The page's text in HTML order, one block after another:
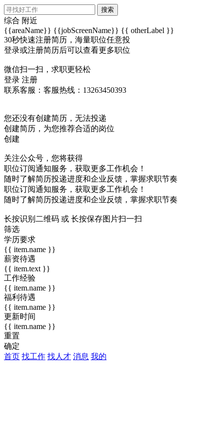
搜索
综合 附近
{{areaName}} {{jobScreenName}} {{ otherLabel }}
30秒快速注册简历，海量职位任意投
登录或注册简历后可以查看更多职位
微信扫一扫，求职更轻松
登录 注册
联系客服：客服热线：13263450393
您还没有创建简历，无法投递
创建简历，为您推荐合适的岗位
创建
关注公众号，您将获得
职位订阅通知服务，获取更多工作机会！
随时了解简历投递进度和企业反馈，掌握求职节奏
职位订阅通知服务，获取更多工作机会！
随时了解简历投递进度和企业反馈，掌握求职节奏
长按识别二维码 或 长按保存图片扫一扫
筛选
学历要求
{{ item.name }}
薪资待遇
{{ item.text }}
工作经验
{{ item.name }}
福利待遇
{{ item.name }}
更新时间
{{ item.name }}
重置
确定
首页 找工作 找人才 消息 我的